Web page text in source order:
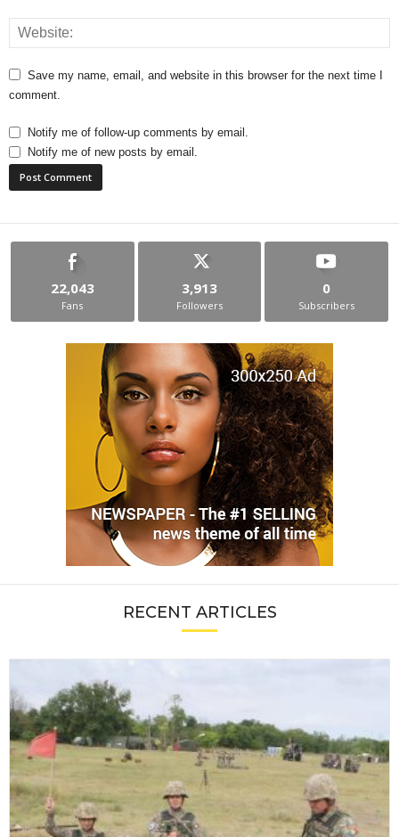
Save my name, email, and website in this browser for the next time I
comment.
Notify me of follow-up comments by email.
Notify me of new posts by email.
22,043
Fans
3,913
Followers
0
Subscribers
RECENT ARTICLES